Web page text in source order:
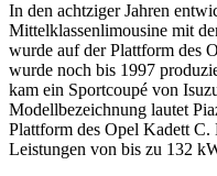
In den achtziger Jahren
Mittelklassenlimousine mit
wurde auf der Plattform des
wurde noch bis 1997
kam ein Sportcoupé von
Modellbezeichnung lautet
Plattform des Opel Kadett C.
Leistungen von bis zu 132